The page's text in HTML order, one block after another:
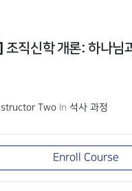
직신학 개론: 하나님
Two In 석사 과정
Enroll Course